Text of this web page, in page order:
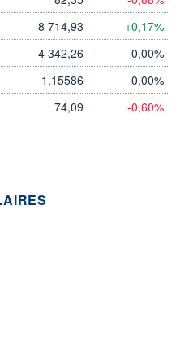
LIMITE À LA
HAUSSE
0,0000
PER ESTIMÉ
8 714,93 +0,17%
4 342,26 0,00%
1,15586 0,00%
74,09 -0,60%